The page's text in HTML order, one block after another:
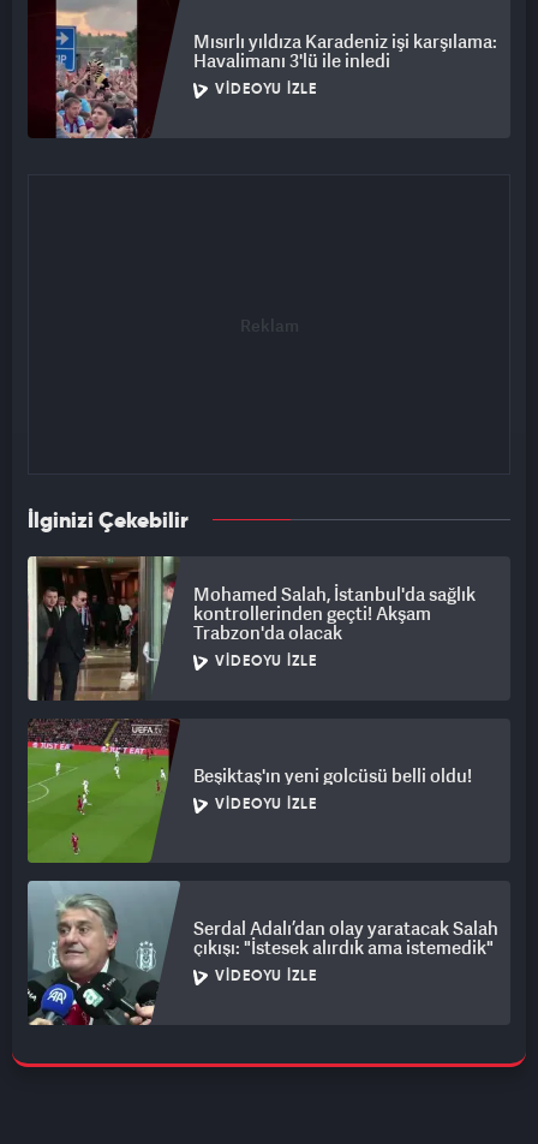
Mısırlı yıldıza Karadeniz işi karşılama:
Havalimanı 3'lü ile inledi
VIDEOYU İZLE
İlginizi Çekebilir
Mohamed Salah, İstanbul'da sağlık
kontrollerinden geçti! Akşam
Trabzon'da olacak
VIDEOYU İZLE
Beşiktaş'ın yeni golcüsü belli oldu!
VIDEOYU İZLE
Serdal Adalı’dan olay yaratacak Salah
çıkışı: "İstesek alırdık ama istemedik"
VIDEOYU İZLE